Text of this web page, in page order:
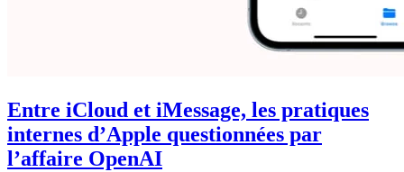
Entre iCloud et iMessage, les pratiques
internes d’Apple questionnées par
l’affaire OpenAI